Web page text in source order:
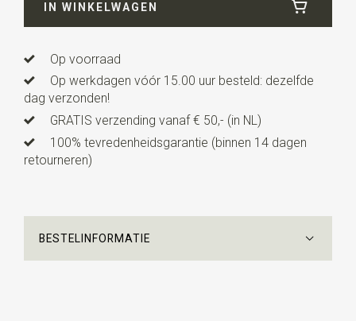
Lengte104 cm
perfecte pasvorm, ongeacht je maat.
IN WINKELWAGEN
Op voorraad
Op werkdagen vóór 15.00 uur besteld: dezelfde
dag verzonden!
GRATIS verzending vanaf € 50,- (in NL)
100% tevredenheidsgarantie (binnen 14 dagen
retourneren)
BESTELINFORMATIE